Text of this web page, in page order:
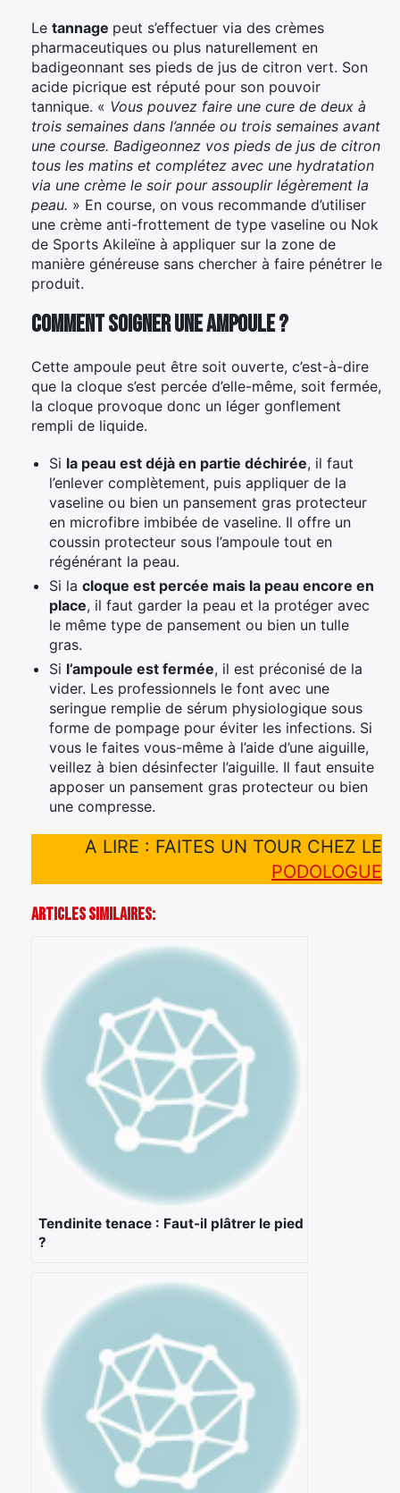
Le tannage peut s’effectuer via des crèmes
pharmaceutiques ou plus naturellement en
badigeonnant ses pieds de jus de citron vert. Son
acide picrique est réputé pour son pouvoir
tannique. « Vous pouvez faire une cure de deux à
trois semaines dans l’année ou trois semaines avant
une course. Badigeonnez vos pieds de jus de citron
tous les matins et complétez avec une hydratation
via une crème le soir pour assouplir légèrement la
peau. » En course, on vous recommande d’utiliser
une crème anti-frottement de type vaseline ou Nok
de Sports Akileïne à appliquer sur la zone de
manière généreuse sans chercher à faire pénétrer le
produit.
Comment soigner une ampoule ?
Cette ampoule peut être soit ouverte, c’est-à-dire
que la cloque s’est percée d’elle-même, soit fermée,
la cloque provoque donc un léger gonflement
rempli de liquide.
Si la peau est déjà en partie déchirée, il faut
l’enlever complètement, puis appliquer de la
vaseline ou bien un pansement gras protecteur
en microfibre imbibée de vaseline. Il offre un
coussin protecteur sous l’ampoule tout en
régénérant la peau.
Si la cloque est percée mais la peau encore en
place, il faut garder la peau et la protéger avec
le même type de pansement ou bien un tulle
gras.
Si l’ampoule est fermée, il est préconisé de la
vider. Les professionnels le font avec une
seringue remplie de sérum physiologique sous
forme de pompage pour éviter les infections. Si
vous le faites vous-même à l’aide d’une aiguille,
veillez à bien désinfecter l’aiguille. Il faut ensuite
apposer un pansement gras protecteur ou bien
une compresse.
A LIRE : FAITES UN TOUR CHEZ LE
PODOLOGUE
Articles Similaires:
Tendinite tenace : Faut-il plâtrer le pied
?